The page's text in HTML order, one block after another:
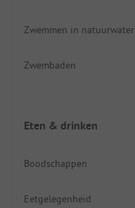
Zwemmen in natuurwater
Zwembaden
Eten & drinken
Boodschappen
Eetgelegenheid